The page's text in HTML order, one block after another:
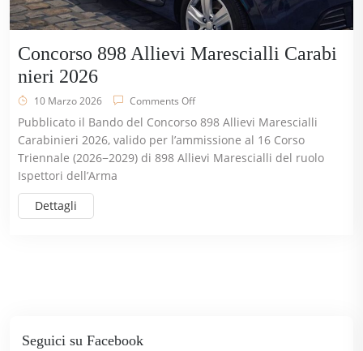
Concorso 898 Allievi Marescialli Carabi
nieri 2026
10 Marzo 2026 Comments Off
Pubblicato il Bando del Concorso 898 Allievi Marescialli
Carabinieri 2026, valido per l’ammissione al 16 Corso
Triennale (2026−2029) di 898 Allievi Marescialli del ruolo
Ispettori dell’Arma
Dettagli
Seguici su Facebook